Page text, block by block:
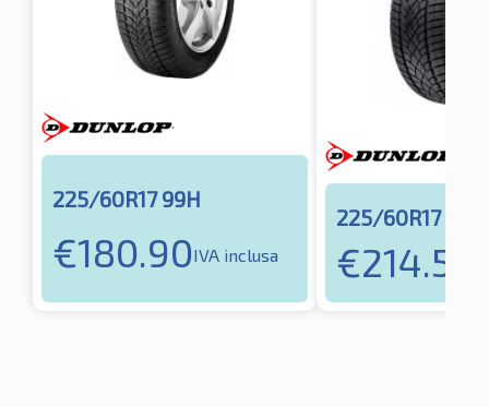
225/60R17 99H
€180.90IVA inclusa
225/60R17 99H
€214.50